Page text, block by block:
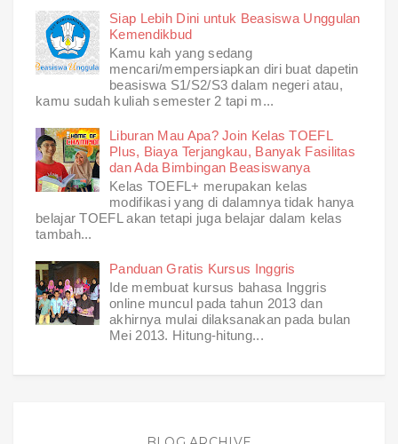
Siap Lebih Dini untuk Beasiswa Unggulan
Kemendikbud
Kamu kah yang sedang
mencari/mempersiapkan diri buat dapetin
beasiswa S1/S2/S3 dalam negeri atau,
kamu sudah kuliah semester 2 tapi m...
Liburan Mau Apa? Join Kelas TOEFL
Plus, Biaya Terjangkau, Banyak Fasilitas
dan Ada Bimbingan Beasiswanya
Kelas TOEFL+ merupakan kelas
modifikasi yang di dalamnya tidak hanya
belajar TOEFL akan tetapi juga belajar dalam kelas
tambah...
Panduan Gratis Kursus Inggris
Ide membuat kursus bahasa Inggris
online muncul pada tahun 2013 dan
akhirnya mulai dilaksanakan pada bulan
Mei 2013. Hitung-hitung...